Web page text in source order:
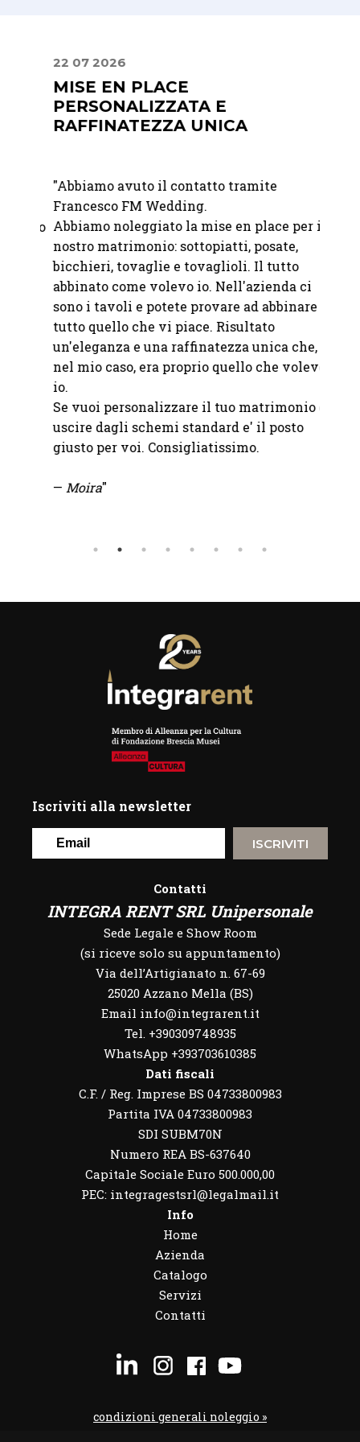
22 07 2026
MISE EN PLACE
PERSONALIZZATA E
RAFFINATEZZA UNICA
"Abbiamo avuto il contatto tramite
Francesco FM Wedding.
Abbiamo noleggiato la mise en place per il
nostro matrimonio: sottopiatti, posate,
bicchieri, tovaglie e tovaglioli. Il tutto
abbinato come volevo io. Nell'azienda ci
sono i tavoli e potete provare ad abbinare
tutto quello che vi piace. Risultato
un'eleganza e una raffinatezza unica che,
nel mio caso, era proprio quello che volevo
io.
Se vuoi personalizzare il tuo matrimonio e
uscire dagli schemi standard e' il posto
giusto per voi. Consigliatissimo.
Moira"
Iscriviti alla newsletter
ISCRIVITI
Contatti
INTEGRA RENT SRL Unipersonale
Sede Legale e Show Room
(si riceve solo su appuntamento)
Via dell’Artigianato n. 67-69
25020 Azzano Mella (BS)
Email info@integrarent.it
Tel. +390309748935
WhatsApp +393703610385
Dati fiscali
C.F. / Reg. Imprese BS 04733800983
Partita IVA 04733800983
SDI SUBM70N
Numero REA BS-637640
Capitale Sociale Euro 500.000,00
PEC: integragestsrl@legalmail.it
Info
Home
Azienda
Catalogo
Servizi
Contatti
condizioni generali noleggio »